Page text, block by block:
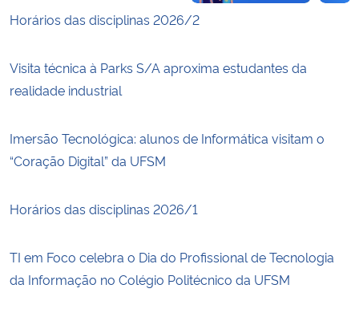
Horários das disciplinas 2026/2
Visita técnica à Parks S/A aproxima estudantes da
realidade industrial
Imersão Tecnológica: alunos de Informática visitam o
“Coração Digital” da UFSM
Horários das disciplinas 2026/1
TI em Foco celebra o Dia do Profissional de Tecnologia
da Informação no Colégio Politécnico da UFSM